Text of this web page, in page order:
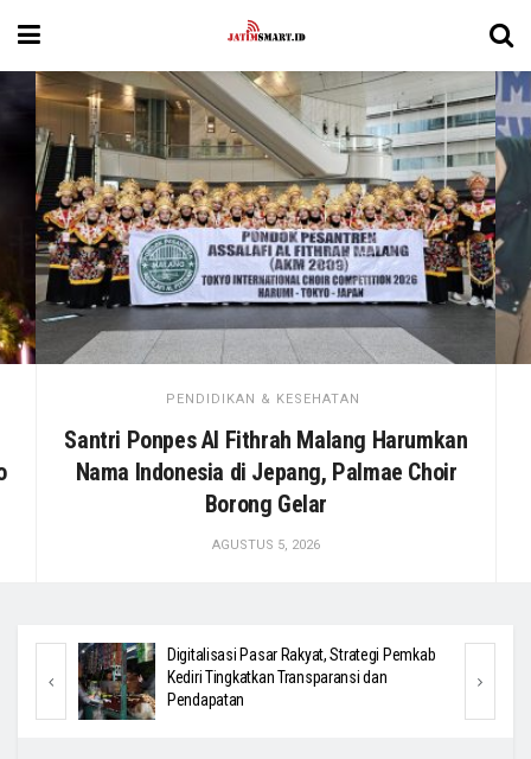
PENDIDIKAN & KESEHATAN
Santri Ponpes Al Fithrah Malang Harumkan
Nama Indonesia di Jepang, Palmae Choir
Borong Gelar
AGUSTUS 5, 2026
Digitalisasi Pasar Rakyat, Strategi Pemkab
Kediri Tingkatkan Transparansi dan
Pendapatan